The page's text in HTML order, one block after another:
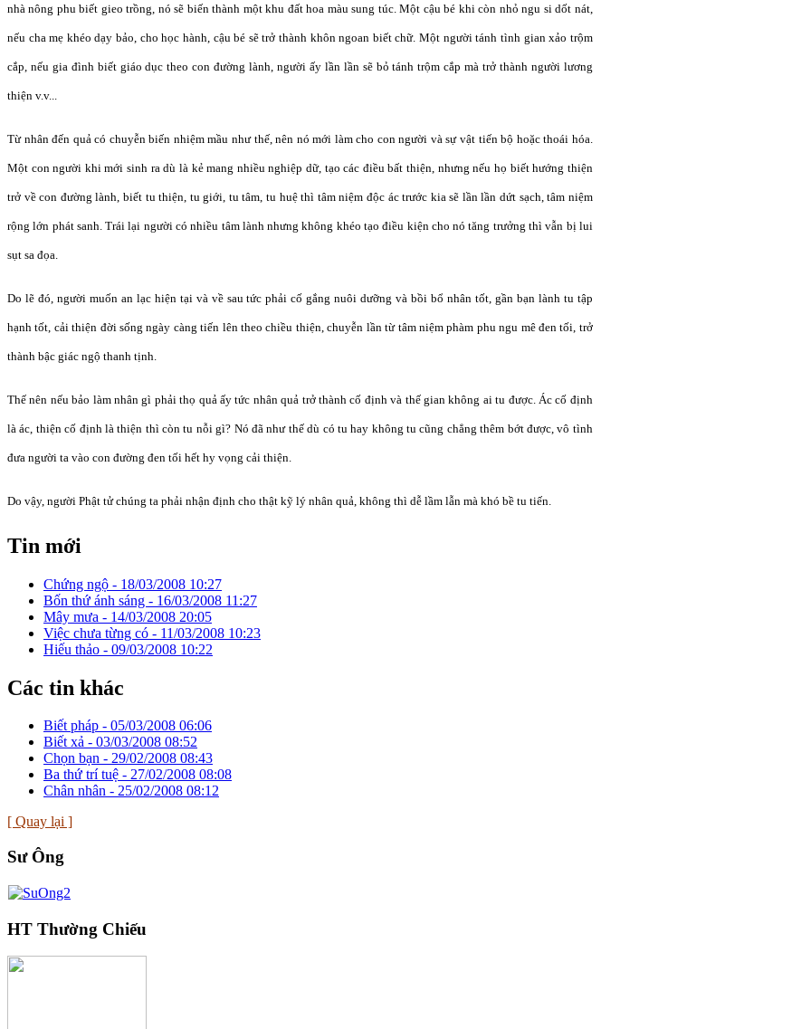
nhà nông phu biết gieo trồng, nó sẽ biến thành một khu đất hoa màu sung túc. Một cậu bé khi còn nhỏ ngu si dốt nát,
nếu cha mẹ khéo dạy bảo, cho học hành, cậu bé sẽ trở thành khôn ngoan biết chữ. Một người tánh tình gian xảo trộm
cắp, nếu gia đình biết giáo dục theo con đường lành, người ấy lần lần sẽ bỏ tánh trộm cắp mà trở thành người lương
thiện v.v...
Từ nhân đến quả có chuyễn biến nhiệm mầu như thế, nên nó mới làm cho con người và sự vật tiến bộ hoặc thoái hóa.
Một con người khi mới sinh ra dù là kẻ mang nhiều nghiệp dữ, tạo các điều bất thiện, nhưng nếu họ biết hướng thiện
trở về con đường lành, biết tu thiện, tu giới, tu tâm, tu huệ thì tâm niệm độc ác trước kia sẽ lần lần dứt sạch, tâm niệm
rộng lớn phát sanh. Trái lại người có nhiều tâm lành nhưng không khéo tạo điều kiện cho nó tăng trưởng thì vẫn bị lui
sụt sa đọa.
Do lẽ đó, người muốn an lạc hiện tại và về sau tức phải cố gắng nuôi dưỡng và bồi bổ nhân tốt, gần bạn lành tu tập
hạnh tốt, cải thiện đời sống ngày càng tiến lên theo chiều thiện, chuyễn lần từ tâm niệm phàm phu ngu mê đen tối, trở
thành bậc giác ngộ thanh tịnh.
Thế nên nếu bảo làm nhân gì phải thọ quả ấy tức nhân quả trở thành cố định và thế gian không ai tu được. Ác cố định
là ác, thiện cố định là thiện thì còn tu nỗi gì? Nó đã như thế dù có tu hay không tu cũng chẳng thêm bớt được, vô tình
đưa người ta vào con đường đen tối hết hy vọng cải thiện.
Do vậy, người Phật tử chúng ta phải nhận định cho thật kỹ lý nhân quả, không thì dễ lầm lẫn mà khó bề tu tiến.
Tin mới
Chứng ngộ - 18/03/2008 10:27
Bốn thứ ánh sáng - 16/03/2008 11:27
Mây mưa - 14/03/2008 20:05
Việc chưa từng có - 11/03/2008 10:23
Hiếu thảo - 09/03/2008 10:22
Các tin khác
Biết pháp - 05/03/2008 06:06
Biết xả - 03/03/2008 08:52
Chọn bạn - 29/02/2008 08:43
Ba thứ trí tuệ - 27/02/2008 08:08
Chân nhân - 25/02/2008 08:12
[ Quay lại ]
Sư Ông
HT Thường Chiếu